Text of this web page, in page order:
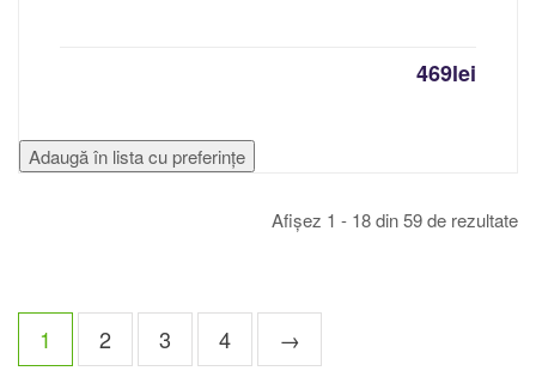
469lei
Adaugă în lista cu preferințe
Afișez 1 - 18 din 59 de rezultate
1 2 3 4 →